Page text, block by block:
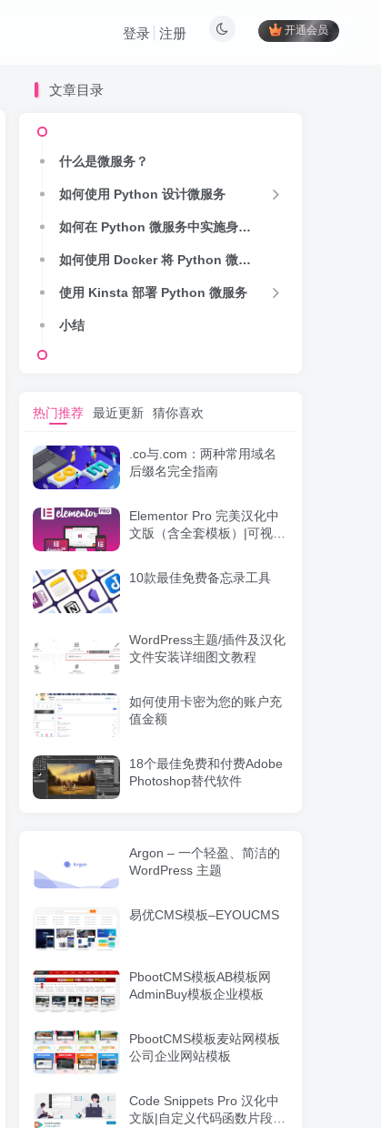
开通会员
登录 注册
文章目录
什么是微服务？
如何使用 Python 设计微服务
如何在 Python 微服务中实施身份验证和授权
如何使用 Docker 将 Python 微服务容器化
使用 Kinsta 部署 Python 微服务
小结
热门推荐 最近更新 猜你喜欢
.co与.com：两种常用域名
后缀名完全指南
Elementor Pro 完美汉化中
文版（含全套模板）|可视化
10款最佳免费备忘录工具
WordPress主题/插件及汉化
文件安装详细图文教程
如何使用卡密为您的账户充
值金额
18个最佳免费和付费Adobe
Photoshop替代软件
Argon – 一个轻盈、简洁的
WordPress 主题
易优CMS模板–EYOUCMS
PbootCMS模板AB模板网
AdminBuy模板企业模板
PbootCMS模板麦站网模板
公司企业网站模板
Code Snippets Pro 汉化中
文版|自定义代码函数片段管